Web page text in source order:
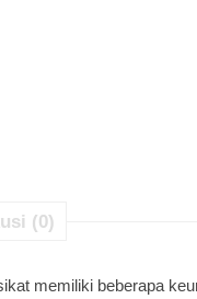
(0)
memiliki beberapa